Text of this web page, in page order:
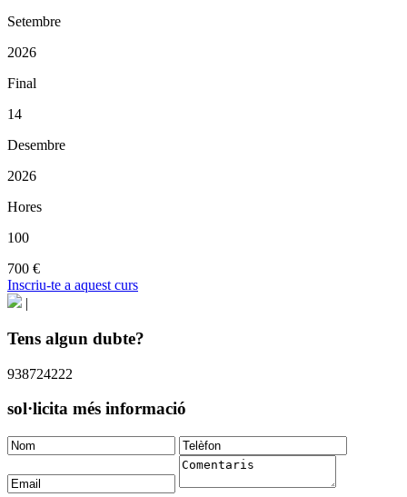
Setembre
2026
Final
14
Desembre
2026
Hores
100
700 €
Inscriu-te a aquest curs
|
Tens algun dubte?
938724222
sol·licita més informació